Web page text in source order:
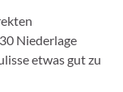
Niederlage
etwas gut zu